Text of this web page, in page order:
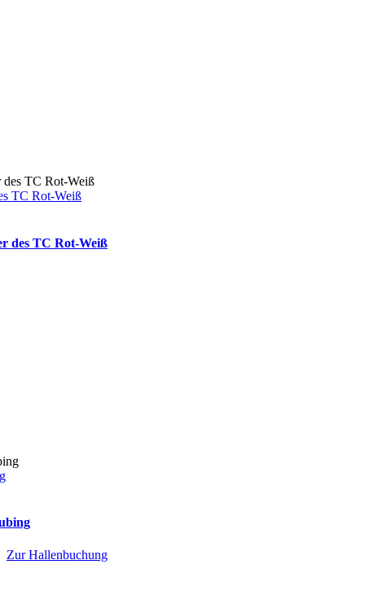
TC Rot-Weiß
des TC Rot-Weiß
Zur Hallenbuchung